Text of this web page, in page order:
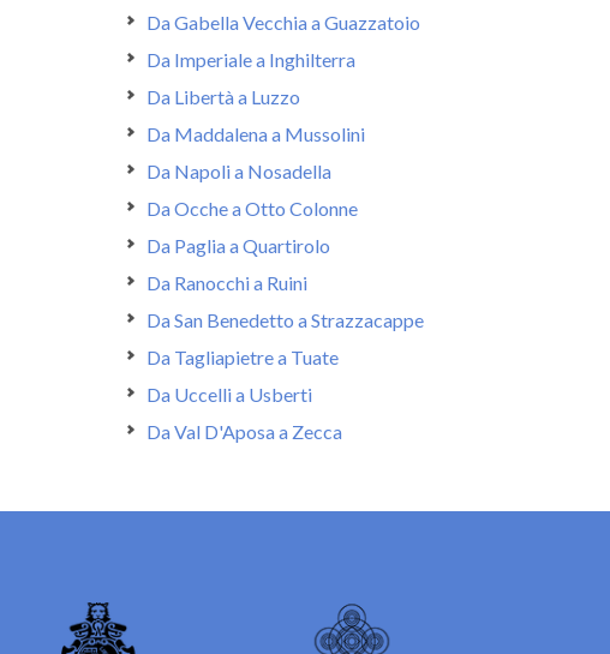
Da Gabella Vecchia a Guazzatoio
Da Imperiale a Inghilterra
Da Libertà a Luzzo
Da Maddalena a Mussolini
Da Napoli a Nosadella
Da Ocche a Otto Colonne
Da Paglia a Quartirolo
Da Ranocchi a Ruini
Da San Benedetto a Strazzacappe
Da Tagliapietre a Tuate
Da Uccelli a Usberti
Da Val D'Aposa a Zecca